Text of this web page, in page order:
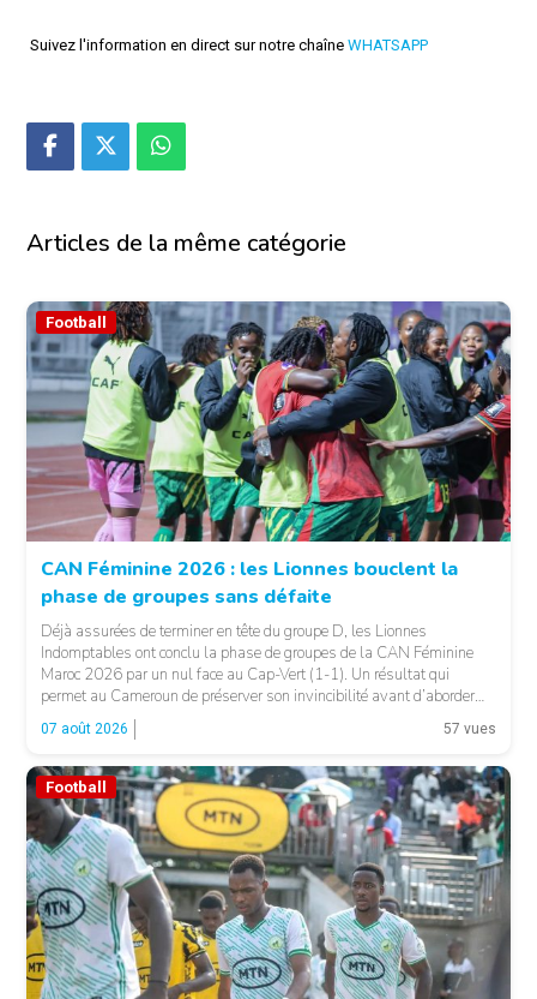
Suivez l'information en direct sur notre chaîne WHATSAPP
Articles de la même catégorie
Football
CAN Féminine 2026 : les Lionnes bouclent la
phase de groupes sans défaite
Déjà assurées de terminer en tête du groupe D, les Lionnes
Indomptables ont conclu la phase de groupes de la CAN Féminine
Maroc 2026 par un nul face au Cap-Vert (1-1). Un résultat qui
permet au Cameroun de préserver son invincibilité avant d’aborder
les choses sérieuses. Les Camerounaises ont rapidement pris le
contrôle des opérations […]
07 août 2026 57 vues
Football